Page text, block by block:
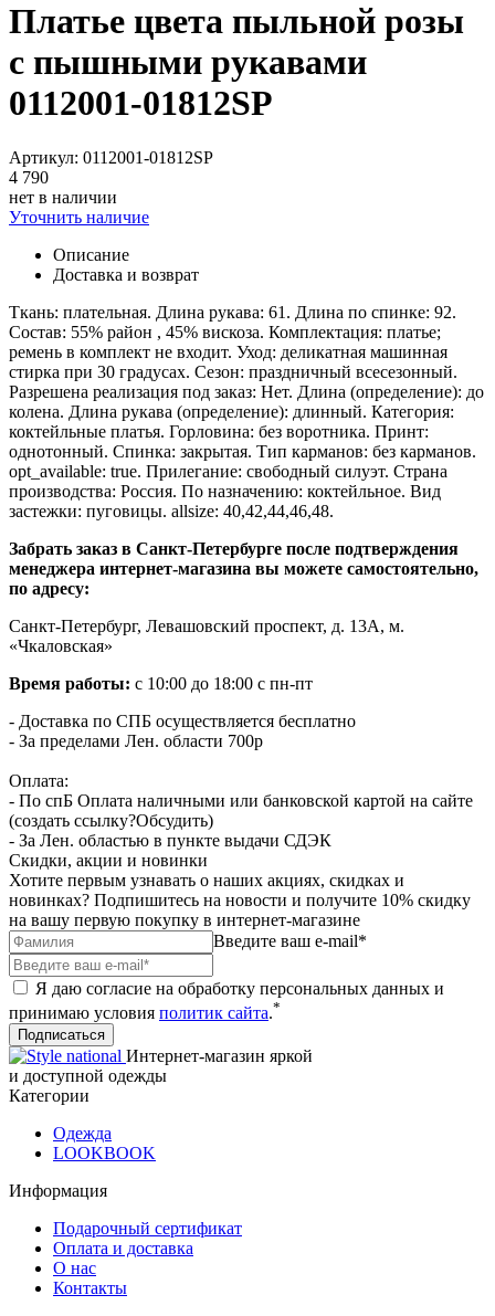
Платье цвета пыльной розы
с пышными рукавами
0112001-01812SP
Артикул: 0112001-01812SP
4 790
нет в наличии
Уточнить наличие
Описание
Доставка и возврат
Ткань: плательная. Длина рукава: 61. Длина по спинке: 92.
Состав: 55% район , 45% вискоза. Комплектация: платье;
ремень в комплект не входит. Уход: деликатная машинная
стирка при 30 градусах. Сезон: праздничный всесезонный.
Разрешена реализация под заказ: Нет. Длина (определение): до
колена. Длина рукава (определение): длинный. Категория:
коктейльные платья. Горловина: без воротника. Принт:
однотонный. Спинка: закрытая. Тип карманов: без карманов.
opt_available: true. Прилегание: свободный силуэт. Страна
производства: Россия. По назначению: коктейльное. Вид
застежки: пуговицы. allsize: 40,42,44,46,48.
Забрать заказ в Санкт-Петербурге после подтверждения
менеджера интернет-магазина вы можете самостоятельно,
по адресу:
Санкт-Петербург, Левашовский проспект, д. 13А, м.
«Чкаловская»
Время работы: с 10:00 до 18:00 с пн-пт
- Доставка по СПБ осуществляется бесплатно
- За пределами Лен. области 700р
Оплата:
- По спБ Оплата наличными или банковской картой на сайте
(создать ссылку?Обсудить)
- За Лен. областью в пункте выдачи СДЭК
Скидки, акции и новинки
Хотите первым узнавать о наших акциях, скидках и
новинках? Подпишитесь на новости и получите 10% скидку
на вашу первую покупку в интернет-магазине
Введите ваш e-mail*
Я даю согласие на обработку персональных данных и
принимаю условия политик сайта.*
Подписаться
Интернет-магазин яркой
и доступной одежды
Категории
Одежда
LOOKBOOK
Информация
Подарочный сертификат
Оплата и доставка
О нас
Контакты